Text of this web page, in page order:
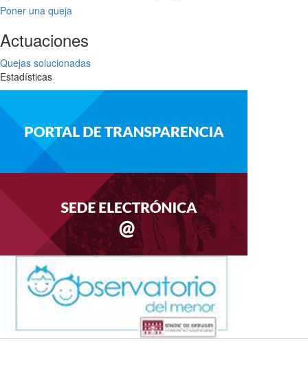
Poner una queja
Actuaciones
Quejas solucionadas
Estadísticas